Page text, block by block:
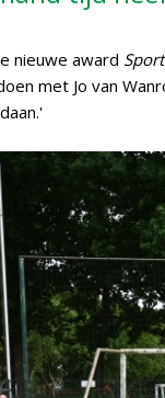
nieuwe award
met Jo van